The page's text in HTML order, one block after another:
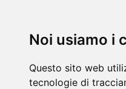
Noi usiamo i
Questo sito web
tecnologie di